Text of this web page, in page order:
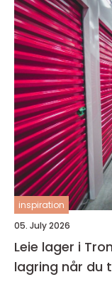
inspiration
05. July 2026
Leie lager i
lagring når du